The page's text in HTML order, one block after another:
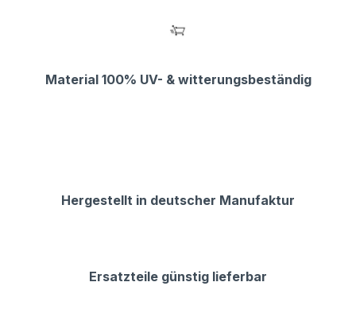
Material 100% UV- & witterungsbeständig
Hergestellt in deutscher Manufaktur
Ersatzteile günstig lieferbar